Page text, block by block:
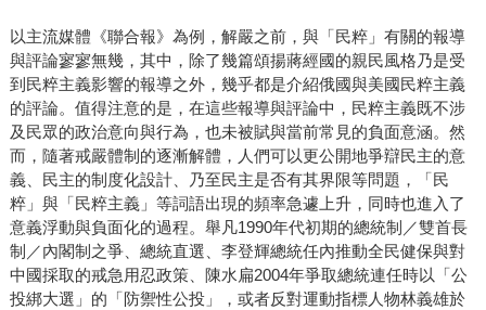
以主流媒體《聯合報》為例，解嚴之前，與「民粹」有關的報導
與評論寥寥無幾，其中，除了幾篇頌揚蔣經國的親民風格乃是受
到民粹主義影響的報導之外，幾乎都是介紹俄國與美國民粹主義
的評論。值得注意的是，在這些報導與評論中，民粹主義既不涉
及民眾的政治意向與行為，也未被賦與當前常見的負面意涵。然
而，隨著戒嚴體制的逐漸解體，人們可以更公開地爭辯民主的意
義、民主的制度化設計、乃至民主是否有其界限等問題，「民
粹」與「民粹主義」等詞語出現的頻率急遽上升，同時也進入了
意義浮動與負面化的過程。舉凡1990年代初期的總統制／雙首長
制／內閣制之爭、總統直選、李登輝總統任內推動全民健保與對
中國採取的戒急用忍政策、陳水扁2004年爭取總統連任時以「公
投綁大選」的「防禦性公投」，或者反對運動指標人物林義雄於